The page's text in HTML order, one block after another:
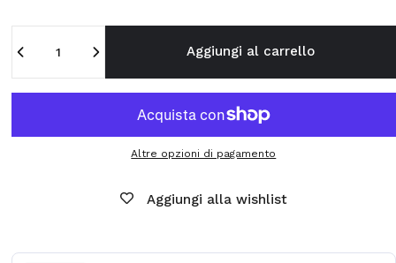
Aggiungi al carrello
Altre opzioni di pagamento
Aggiungi alla wishlist